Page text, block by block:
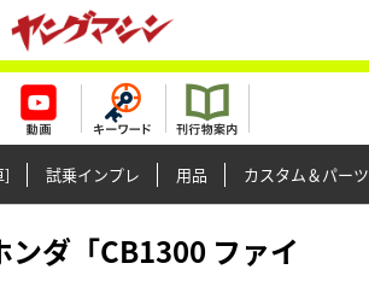
] 試乗インプレ 用品 カスタム＆パーツ
ダ「CB1300 ファイ